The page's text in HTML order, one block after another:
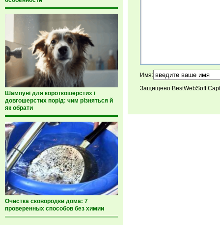
Шампуні для короткошерстих і
довгошерстих порід: чим різняться й
як обрати
Очистка сковородки дома: 7
проверенных способов без химии
Имя:
Защищено BestWebSoft